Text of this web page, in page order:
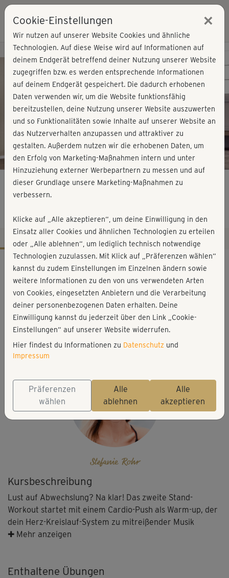
Play
Video
Kursvorschau - Jetzt mitmachen!
Summer Workout - im Stand 2
Kursbeschreibung
Lust auf Abwechslung? Na klar! Das zweite Stand-
Workout startet mit einem Cardio-Push als Warm-up, der
dein Herz-Kreislauf-System zu mitreißender Musik
effektiv anregt. Danach geht's weiter mit Steffis Power-
straffst und knackig machst, sondern auch die Arme und
✚ Mehr anzeigen
Enthaltene Übungen
Workout-Facts
leicht
36 Min
256 kcal
Stefanie Rohr
Matte
Stefanie Rohr
Cookie-Einstellungen ×
Wir nutzen auf unserer Website Cookies und ähnliche
Technologien. Auf diese Weise wird auf Informationen auf
deinem Endgerät betreffend deiner Nutzung unserer Website
zugegriffen bzw. es werden entsprechende Informationen
auf deinem Endgerät gespeichert. Die dadurch erhobenen
Daten verwenden wir, um die Website funktionsfähig
bereitzustellen, deine Nutzung unserer Website auszuwerten
und so Funktionalitäten sowie Inhalte auf unserer Website an
das Nutzerverhalten anzupassen und attraktiver zu
gestalten. Außerdem nutzen wir die erhobenen Daten, um
den Erfolg von Marketing-Maßnahmen intern und unter
Hinzuziehung externer Werbepartnern zu messen und auf
dieser Grundlage unsere Marketing-Maßnahmen zu
verbessern.
Klicke auf „Alle akzeptieren“, um deine Einwilligung in den
Einsatz aller Cookies und ähnlichen Technologien zu erteilen
oder „Alle ablehnen“, um lediglich technisch notwendige
Technologien zuzulassen. Mit Klick auf „Präferenzen wählen“
kannst du zudem Einstellungen im Einzelnen ändern sowie
weitere Informationen zu den von uns verwendeten Arten
von Cookies, eingesetzten Anbietern und die Verarbeitung
deiner personenbezogenen Daten erhalten. Deine
Einwilligung kannst du jederzeit über den Link „Cookie-
Einstellungen“ auf unserer Website widerrufen.
Hier findest du Informationen zu Datenschutz und
Impressum
Präferenzen
wählen
Alle
ablehnen
Alle
akzeptieren